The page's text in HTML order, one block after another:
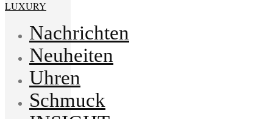
Nachrichten
Neuheiten
Uhren
Schmuck